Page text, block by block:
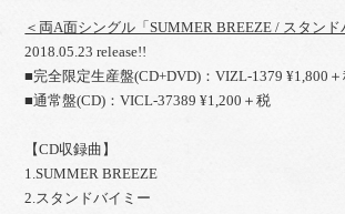
＜両A面シングル「SUMMER BREEZE / スタンド
2018.05.23 release!!
■完全限定生産盤(CD+DVD)：VIZL-1379 ¥1,800
■通常盤(CD)：VICL-37389 ¥1,200＋税
【CD収録曲】
1.SUMMER BREEZE
2.スタンドバイミー